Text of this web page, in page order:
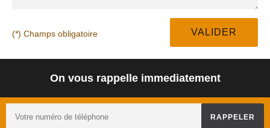
(*) Champs obligatoire
On vous rappelle immediatement